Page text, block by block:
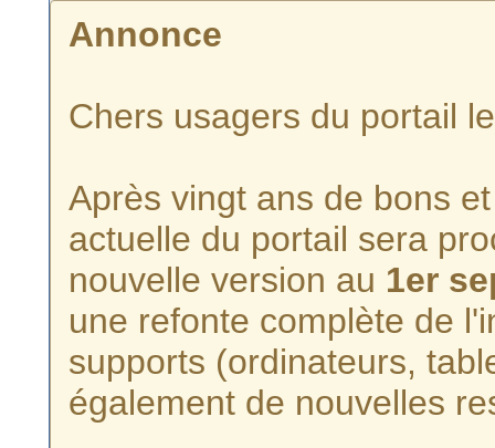
Annonce
Chers usagers du portail
Après vingt ans de bons
actuelle du portail sera
nouvelle version au 1er
une refonte complète de
supports (ordinateurs,
également de nouvelles